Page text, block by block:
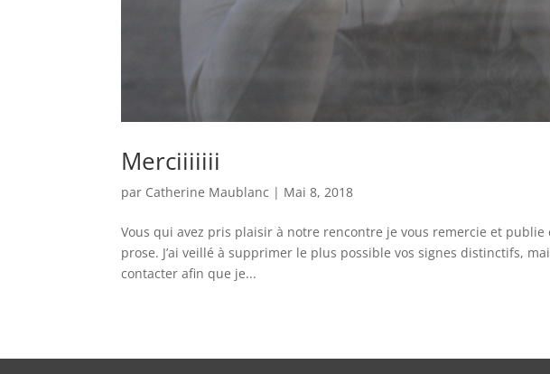
Merciiiiiii
par Catherine Maublanc | Mai 8, 2018
Vous qui avez pris plaisir à notre rencontre je vous remercie et
prose. J’ai veillé à supprimer le plus possible vos signes distinctifs,
contacter afin que je...